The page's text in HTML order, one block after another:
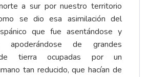
a sur por nuestro territorio
se dio esa asimilación del
que fue asentándose y
apoderándose de grandes
tierra ocupadas por un
tan reducido, que hacían de